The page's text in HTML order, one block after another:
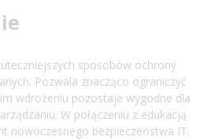
sposobów ochrony
Pozwala znacząco ograniczyć
wdrożeniu pozostaje wygodne dla
W połączeniu z edukacją
nowoczesnego bezpieczeństwa IT.